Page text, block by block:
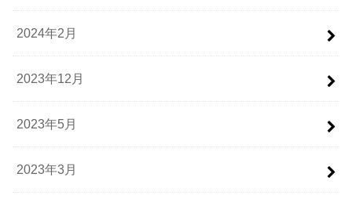
2024年2月
2023年12月
2023年5月
2023年3月